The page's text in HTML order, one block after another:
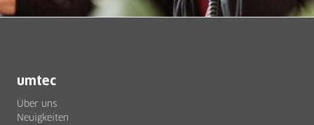
umtec
Über uns
Neuigkeiten